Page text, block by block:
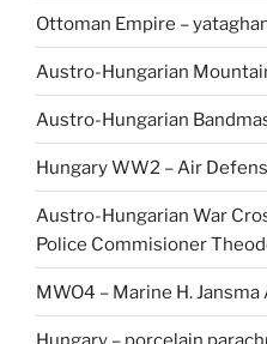
Ottoman Empire –
Austro-Hungarian
Austro-Hungarian
Hungary WW2 – Air
Austro-Hungarian War
Police Commisioner
MWO4 – Marine H.